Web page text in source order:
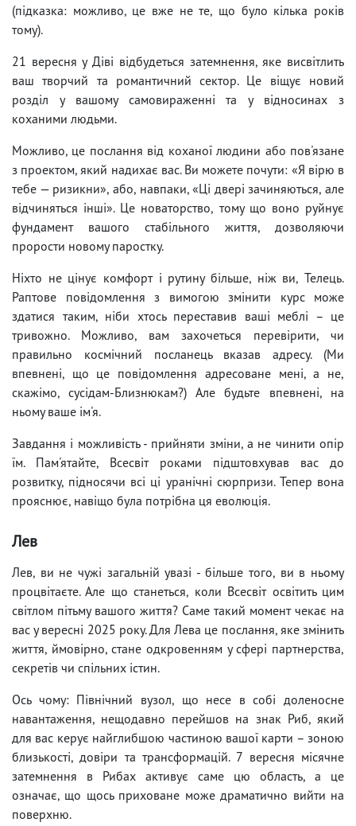
(підказка: можливо, це вже не те, що було кілька років
тому).
21 вересня у Діві відбудеться затемнення, яке висвітлить
ваш творчий та романтичний сектор. Це віщує новий
розділ у вашому самовираженні та у відносинах з
коханими людьми.
Можливо, це послання від коханої людини або пов'язане
з проектом, який надихає вас. Ви можете почути: «Я вірю в
тебе — ризикни», або, навпаки, «Ці двері зачиняються, але
відчиняться інші». Це новаторство, тому що воно руйнує
фундамент вашого стабільного життя, дозволяючи
прорости новому паростку.
Ніхто не цінує комфорт і рутину більше, ніж ви, Телець.
Раптове повідомлення з вимогою змінити курс може
здатися таким, ніби хтось переставив ваші меблі – це
тривожно. Можливо, вам захочеться перевірити, чи
правильно космічний посланець вказав адресу. (Ми
впевнені, що це повідомлення адресоване мені, а не,
скажімо, сусідам-Близнюкам?) Але будьте впевнені, на
ньому ваше ім'я.
Завдання і можливість - прийняти зміни, а не чинити опір
їм. Пам'ятайте, Всесвіт роками підштовхував вас до
розвитку, підносячи всі ці уранічні сюрпризи. Тепер вона
прояснює, навіщо була потрібна ця еволюція.
Лев
Лев, ви не чужі загальній увазі - більше того, ви в ньому
процвітаєте. Але що станеться, коли Всесвіт освітить цим
світлом пітьму вашого життя? Саме такий момент чекає на
вас у вересні 2025 року. Для Лева це послання, яке змінить
життя, ймовірно, стане одкровенням у сфері партнерства,
секретів чи спільних істин.
Ось чому: Північний вузол, що несе в собі доленосне
навантаження, нещодавно перейшов на знак Риб, який
для вас керує найглибшою частиною вашої карти – зоною
близькості, довіри та трансформацій. 7 вересня місячне
затемнення в Рибах активує саме цю область, а це
означає, що щось приховане може драматично вийти на
поверхню.